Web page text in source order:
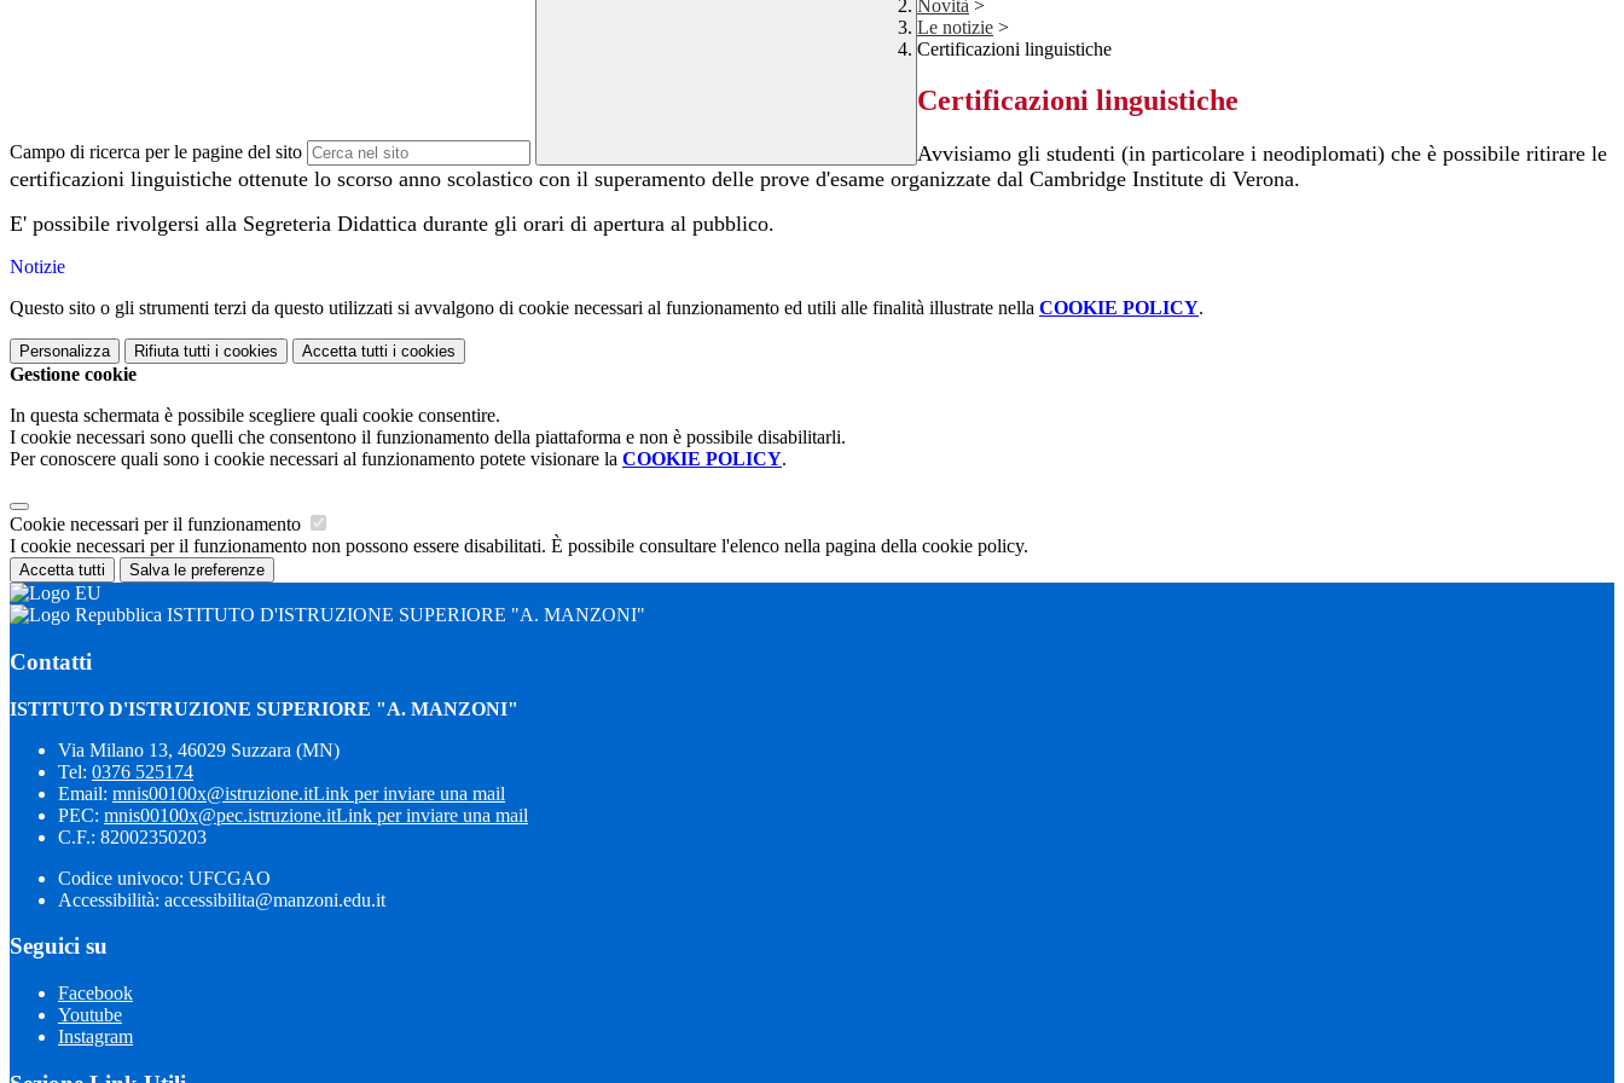
Campo di ricerca per le pagine del sito
Novità >
Le notizie >
Certificazioni linguistiche
Certificazioni linguistiche
Avvisiamo gli studenti (in particolare i neodiplomati) che è possibile ritirare le
certificazioni linguistiche ottenute lo scorso anno scolastico con il superamento delle prove d'esame organizzate dal Cambridge Institute di Verona.
E' possibile rivolgersi alla Segreteria Didattica durante gli orari di apertura al pubblico.
Notizie
Questo sito o gli strumenti terzi da questo utilizzati si avvalgono di cookie necessari al funzionamento ed utili alle finalità illustrate nella COOKIE POLICY.
Personalizza Rifiuta tutti i cookies Accetta tutti i cookies
Gestione cookie
In questa schermata è possibile scegliere quali cookie consentire.
I cookie necessari sono quelli che consentono il funzionamento della piattaforma e non è possibile disabilitarli.
Per conoscere quali sono i cookie necessari al funzionamento potete visionare la COOKIE POLICY.
Cookie necessari per il funzionamento
I cookie necessari per il funzionamento non possono essere disabilitati. È possibile consultare l'elenco nella pagina della cookie policy.
Accetta tutti Salva le preferenze
ISTITUTO D'ISTRUZIONE SUPERIORE "A. MANZONI"
Contatti
ISTITUTO D'ISTRUZIONE SUPERIORE "A. MANZONI"
Via Milano 13, 46029 Suzzara (MN)
Tel: 0376 525174
Email: mnis00100x@istruzione.itLink per inviare una mail
PEC: mnis00100x@pec.istruzione.itLink per inviare una mail
C.F.: 82002350203
Codice univoco: UFCGAO
Accessibilità: accessibilita@manzoni.edu.it
Seguici su
Facebook
Youtube
Instagram